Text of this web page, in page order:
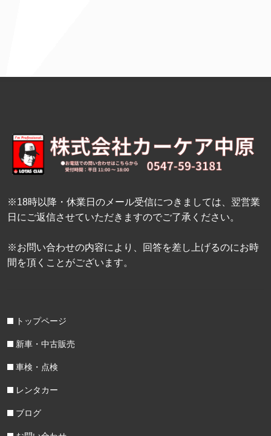
※18時以降・休業日のメール受信につきましては、翌営業
日にご返信させていただきますのでご了承ください。
※お問い合わせの内容により、回答を差し上げるのにお時
間を頂くことがございます。
トップページ
新車・中古販売
車検・点検
レンタカー
ブログ